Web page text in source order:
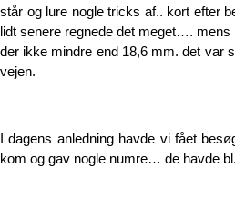
står og lure nogle tricks af.. kort efter
lidt senere regnede det meget….
der ikke mindre end 18,6 mm. det var
vejen.
I dagens anledning havde vi fået
kom og gav nogle numre… de havde